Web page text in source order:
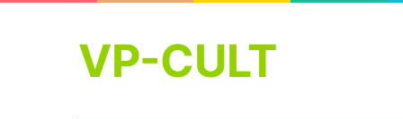
VP-CULT